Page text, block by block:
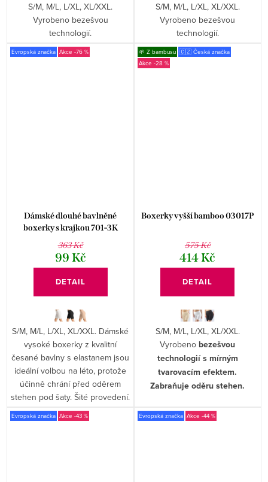
S/M, M/L, L/XL, XL/XXL.
Vyrobeno bezešvou
technologií.
S/M, M/L, L/XL, XL/XXL.
Vyrobeno bezešvou
technologií.
Evropská značka -76 %
Dámské dlouhé bavlněné
boxerky s krajkou 701-3K
363 Kč
99 Kč
DETAIL
S/M, M/L, L/XL, XL/XXL. Dámské
vysoké boxerky z kvalitní
česané bavlny s elastanem jsou
ideální volbou na léto, protože
účinně chrání před oděrem
stehen pod šaty. Šité provedení.
🌱 Z bambusu 🇨🇿 Česká značka
-28 %
Boxerky vyšší bamboo 03017P
575 Kč
414 Kč
DETAIL
S/M, M/L, L/XL, XL/XXL.
Vyrobeno bezešvou
technologií s mírným
tvarovacím efektem.
Zabraňuje oděru stehen.
Evropská značka -43 % Evropská značka -44 %